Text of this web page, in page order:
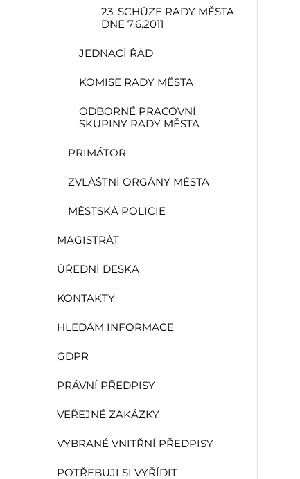
23. SCHŮZE RADY MĚSTA
DNE 7.6.2011
JEDNACÍ ŘÁD
KOMISE RADY MĚSTA
ODBORNÉ PRACOVNÍ
SKUPINY RADY MĚSTA
PRIMÁTOR
ZVLÁŠTNÍ ORGÁNY MĚSTA
MĚSTSKÁ POLICIE
MAGISTRÁT
ÚŘEDNÍ DESKA
KONTAKTY
HLEDÁM INFORMACE
GDPR
PRÁVNÍ PŘEDPISY
VEŘEJNÉ ZAKÁZKY
VYBRANÉ VNITŘNÍ PŘEDPISY
POTŘEBUJI SI VYŘÍDIT